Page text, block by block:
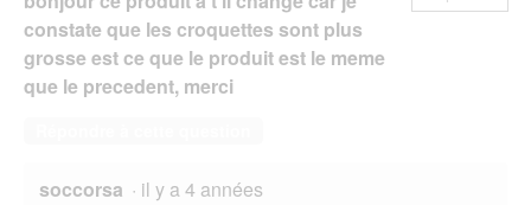
constate que les croquettes sont plus
grosse est ce que le produit est le meme
que le precedent, merci
soccorsa · il y a 4 années